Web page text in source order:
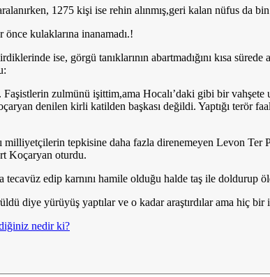
1275 kişi ise rehin alınmış,geri kalan nüfus da
önce kulaklarına inanamadı.!
ise, görgü tanıklarının abartmadığını kısa
zulmünü işittim,ama Hocalı’daki gibi bir
denilen kirli katilden başkası değildi. Yaptığı
milliyetçilerin tepkisine daha fazla direnemeyen Levon
Koçaryan oturdu.
tecavüz edip karnını hamile olduğu halde taş ile doldurup
diye yürüyüş yaptılar ve o kadar araştırdılar ama hiç
nedir ki?